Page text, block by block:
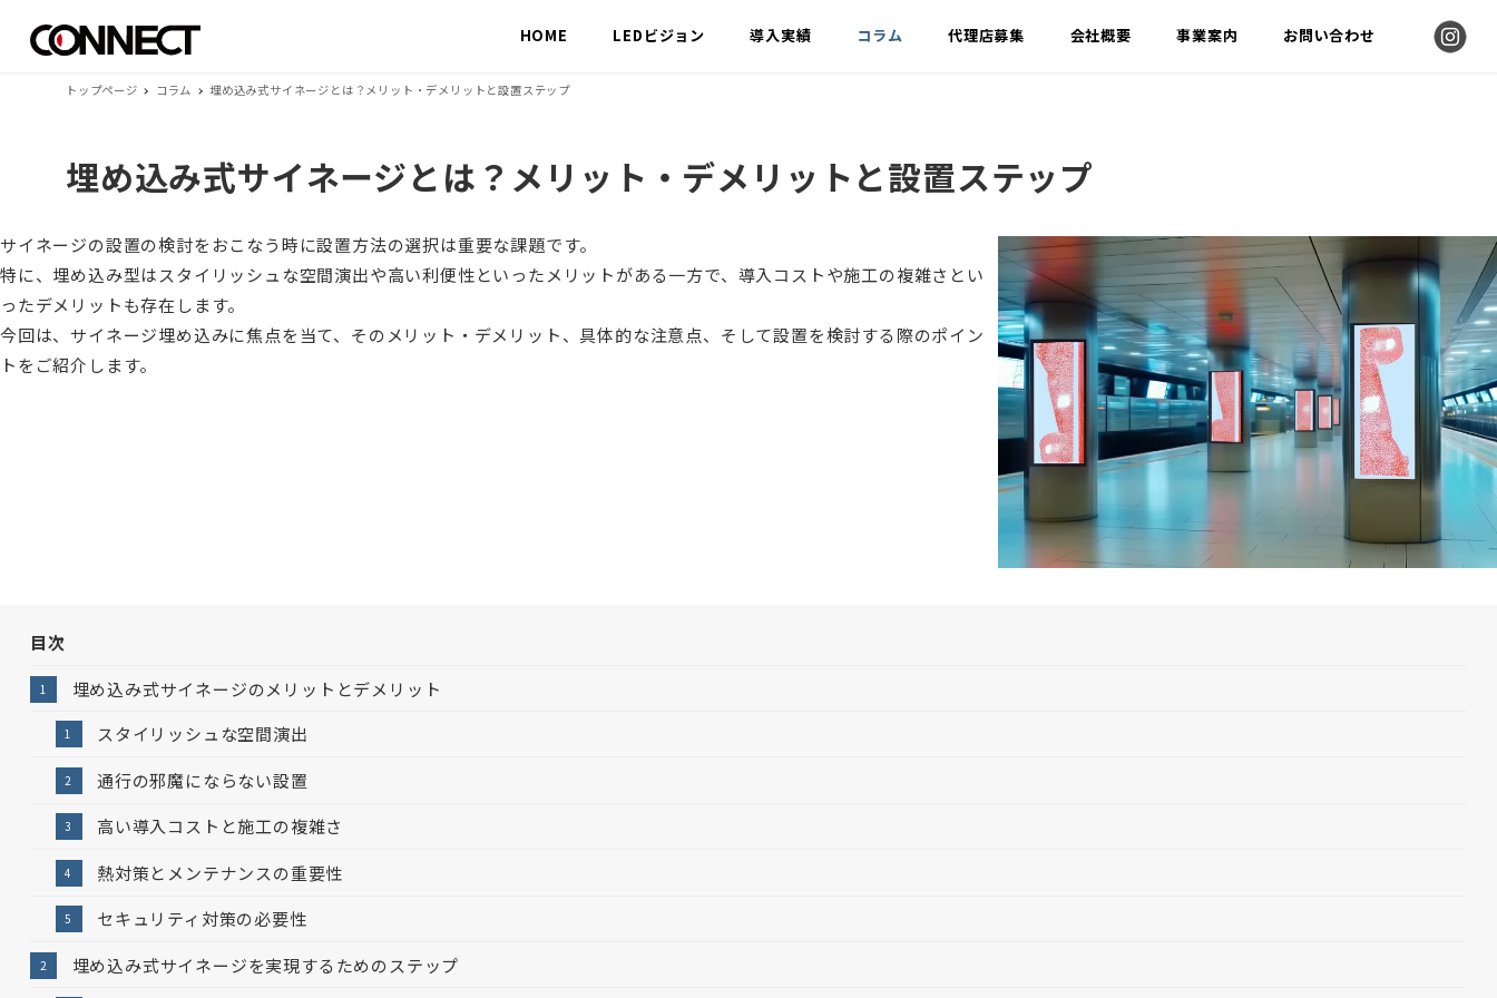
HOME LEDビジョン 導入実績 コラム 代理店募集 会社概要 事業案内 お問い合わせ
トップページ コラム 埋め込み式サイネージとは？メリット・デメリットと設置ステップ
埋め込み式サイネージとは？メリット・デメリットと設置ステップ
サイネージの設置の検討をおこなう時に設置方法の選択は重要な課題です。
特に、埋め込み型はスタイリッシュな空間演出や高い利便性といったメリットがある一方で、導入コストや施工の複雑さとい
ったデメリットも存在します。
今回は、サイネージ埋め込みに焦点を当て、そのメリット・デメリット、具体的な注意点、そして設置を検討する際のポイン
トをご紹介します。
目次
埋め込み式サイネージのメリットとデメリット
スタイリッシュな空間演出
通行の邪魔にならない設置
高い導入コストと施工の複雑さ
熱対策とメンテナンスの重要性
セキュリティ対策の必要性
埋め込み式サイネージを実現するためのステップ